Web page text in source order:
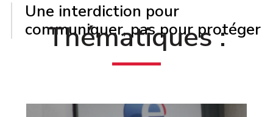
Une interdiction pour
communiquer, pas pour protéger
Thématiques :